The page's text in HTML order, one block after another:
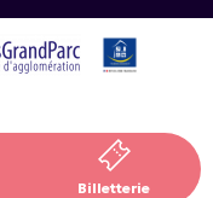
Billetterie